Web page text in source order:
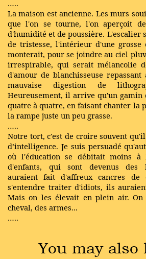
…..
La maison est ancienne. Les murs
que l'on se tourne, l'on aperçoit
d'humidité et de poussière. L'escalier
de tristesse, l'intérieur d'une grosse
monterait, pour se joindre au ciel
irrespirable, qui serait mélancolie
d'amour de blanchisseuse
mauvaise digestion de
Heureusement, il arrive qu'un gamin
quatre à quatre, en faisant chanter la
la rampe juste un peu grasse.
…..
Notre tort, c'est de croire souvent
d’intelligence. Je suis persuadé
où l'éducation se débitait moins à
d'enfants, qui sont devenus des
auraient fait d'affreux cancres de
s'entendre traiter d'idiots, ils
Mais on les élevait en plein air.
cheval, des armes...
…..
You may